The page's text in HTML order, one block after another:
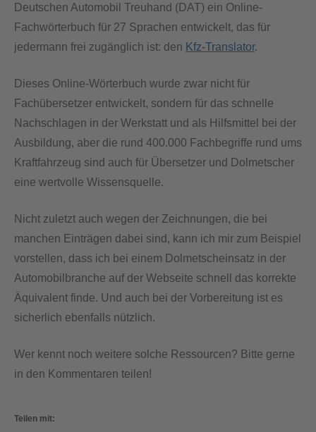
Deutschen Automobil Treuhand (DAT) ein Online-
Fachwörterbuch für 27 Sprachen entwickelt, das für
jedermann frei zugänglich ist: den Kfz-Translator.
Dieses Online-Wörterbuch wurde zwar nicht für
Fachübersetzer entwickelt, sondern für das schnelle
Nachschlagen in der Werkstatt und als Hilfsmittel bei der
Ausbildung, aber die rund 400.000 Fachbegriffe rund ums
Kraftfahrzeug sind auch für Übersetzer und Dolmetscher
eine wertvolle Wissensquelle.
Nicht zuletzt auch wegen der Zeichnungen, die bei
manchen Einträgen dabei sind, kann ich mir zum Beispiel
vorstellen, dass ich bei einem Dolmetscheinsatz in der
Automobilbranche auf der Webseite schnell das korrekte
Äquivalent finde. Und auch bei der Vorbereitung ist es
sicherlich ebenfalls nützlich.
Wer kennt noch weitere solche Ressourcen? Bitte gerne
in den Kommentaren teilen!
Teilen mit: